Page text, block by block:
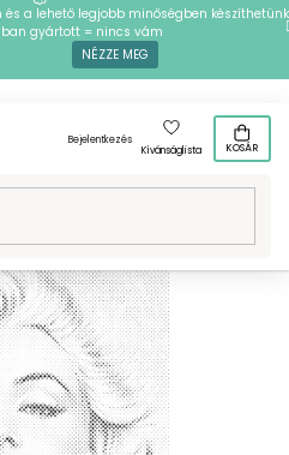
a lehető legjobb minőségben készíthetünk
ban gyártott = nincs vám
NÉZZE MEG
Bejelentkezés
Kívánságlista
KOSÁR
/ Mintafestményeink /